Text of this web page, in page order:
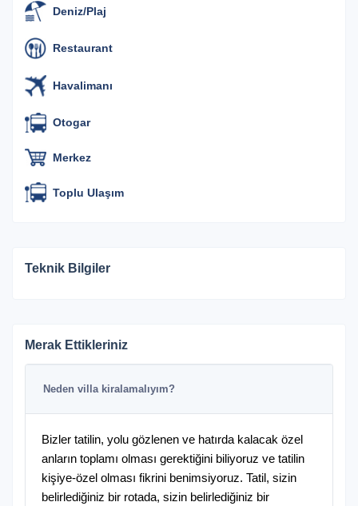
Deniz/Plaj
Restaurant
Havalimanı
Otogar
Merkez
Toplu Ulaşım
Teknik Bilgiler
Merak Ettikleriniz
Neden villa kiralamalıyım?
Bizler tatilin, yolu gözlenen ve hatırda kalacak özel
anların toplamı olması gerektiğini biliyoruz ve tatilin
kişiye-özel olması fikrini benimsiyoruz. Tatil, sizin
belirlediğiniz bir rotada, sizin belirlediğiniz bir